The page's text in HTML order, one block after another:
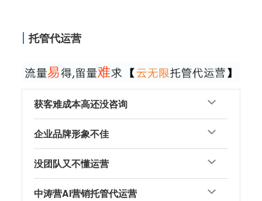
托管代运营
获客难成本高还没咨询
企业品牌形象不佳
没团队又不懂运营
中涛营AI营销托管代运营